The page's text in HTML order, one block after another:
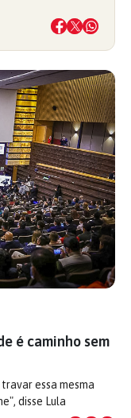
é caminho sem
essa mesma
disse Lula